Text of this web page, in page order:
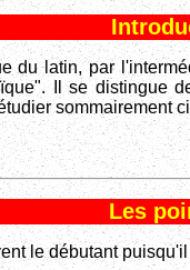
du latin, par
Il se distingue
sommairement
Les
le débutant